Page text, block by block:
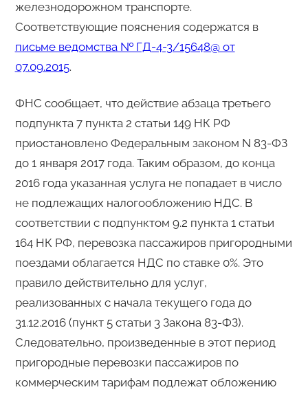
железнодорожном транспорте.
Соответствующие пояснения содержатся в
письме ведомства № ГД-4-3/15648@ от
07.09.2015.
ФНС сообщает, что действие абзаца третьего
подпункта 7 пункта 2 статьи 149 НК РФ
приостановлено Федеральным законом N 83-ФЗ
до 1 января 2017 года. Таким образом, до конца
2016 года указанная услуга не попадает в число
не подлежащих налогообложению НДС. В
соответствии с подпунктом 9.2 пункта 1 статьи
164 НК РФ, перевозка пассажиров пригородными
поездами облагается НДС по ставке 0%. Это
правило действительно для услуг,
реализованных с начала текущего года до
31.12.2016 (пункт 5 статьи 3 Закона 83-ФЗ).
Следовательно, произведенные в этот период
пригородные перевозки пассажиров по
коммерческим тарифам подлежат обложению